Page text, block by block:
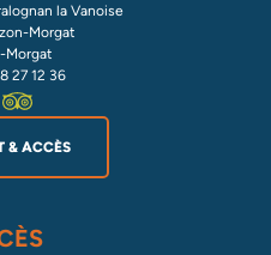
la Vanoise
Morgat
Morgat
27 12 36
& ACCÈS